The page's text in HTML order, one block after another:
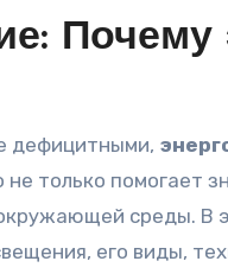
Почему
дефицитными,
только помогает
среды. В
его виды,